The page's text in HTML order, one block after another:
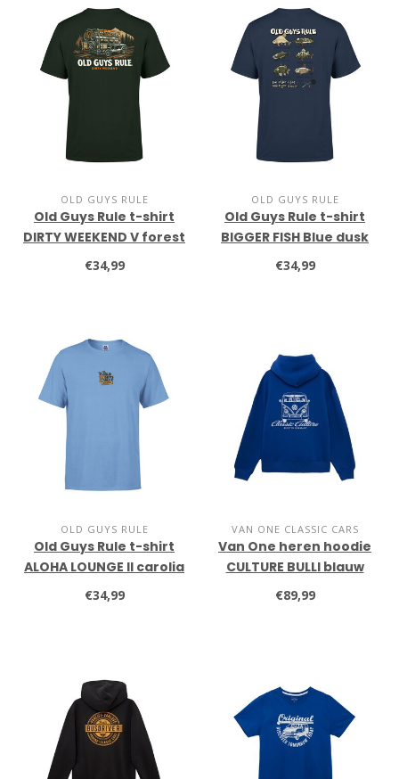
OLD GUYS RULE
Old Guys Rule t-shirt
DIRTY WEEKEND V forest
€34,99
OLD GUYS RULE
Old Guys Rule t-shirt
BIGGER FISH Blue dusk
€34,99
OLD GUYS RULE
Old Guys Rule t-shirt
ALOHA LOUNGE II carolia
blue
€34,99
VAN ONE CLASSIC CARS
Van One heren hoodie
CULTURE BULLI blauw
€89,99